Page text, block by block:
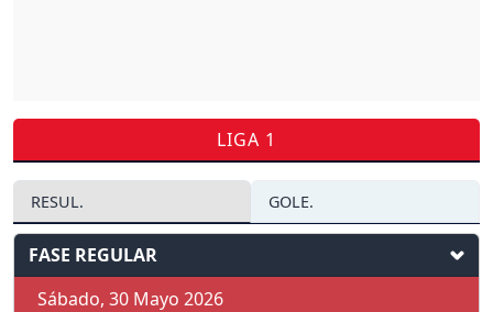
LIGA 1
RESUL. GOLE.
FASE REGULAR
Sábado, 30 Mayo 2026